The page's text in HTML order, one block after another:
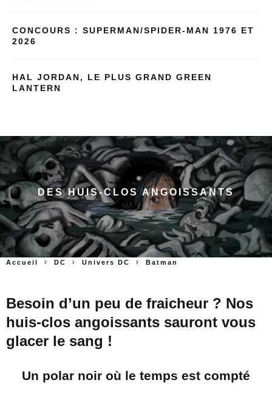
CONCOURS : SUPERMAN/SPIDER-MAN 1976 ET
2026
HAL JORDAN, LE PLUS GRAND GREEN
LANTERN
DES HUIS-CLOS ANGOISSANTS
Accueil DC Univers DC Batman
Besoin d’un peu de fraicheur ? Nos
huis-clos angoissants sauront vous
glacer le sang !
Un polar noir où le temps est compté